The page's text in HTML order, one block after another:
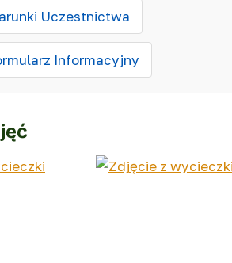
Uczestnictwa
Informacyjny